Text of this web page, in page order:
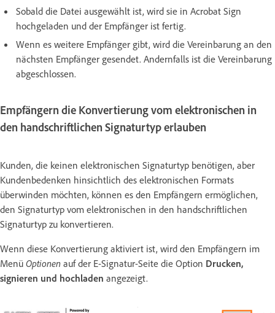
Sobald die Datei ausgewählt ist, wird sie in Acrobat Sign
hochgeladen und der Empfänger ist fertig.
Wenn es weitere Empfänger gibt, wird die Vereinbarung an den
nächsten Empfänger gesendet. Andernfalls ist die Vereinbarung
abgeschlossen.
Empfängern die Konvertierung vom elektronischen in
den handschriftlichen Signaturtyp erlauben
Kunden, die keinen elektronischen Signaturtyp benötigen, aber
Kundenbedenken hinsichtlich des elektronischen Formats
überwinden möchten, können es den Empfängern ermöglichen,
den Signaturtyp vom elektronischen in den handschriftlichen
Signaturtyp zu konvertieren.
Wenn diese Konvertierung aktiviert ist, wird den Empfängern im
Menü Optionen auf der E-Signatur-Seite die Option Drucken,
signieren und hochladen angezeigt.